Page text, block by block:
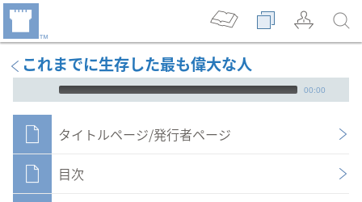
これまでに生存した最も偉大な人
Audio Player 00:00
タイトルページ/発行者ページ
目次